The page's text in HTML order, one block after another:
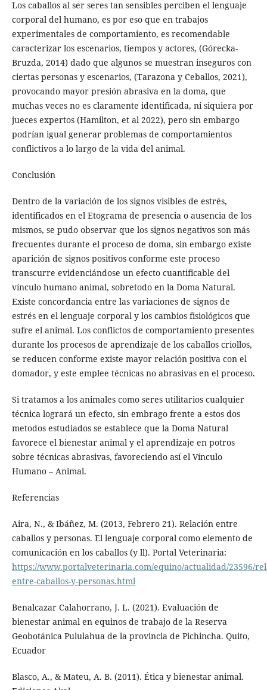
Los caballos al ser seres tan sensibles perciben el lenguaje
corporal del humano, es por eso que en trabajos
experimentales de comportamiento, es recomendable
caracterizar los escenarios, tiempos y actores, (Górecka-
Bruzda, 2014) dado que algunos se muestran inseguros con
ciertas personas y escenarios, (Tarazona y Ceballos, 2021),
provocando mayor presión abrasiva en la doma, que
muchas veces no es claramente identificada, ni siquiera por
jueces expertos (Hamilton, et al 2022), pero sin embargo
podrían igual generar problemas de comportamientos
conflictivos a lo largo de la vida del animal.
Conclusión
Dentro de la variación de los signos visibles de estrés,
identificados en el Etograma de presencia o ausencia de los
mismos, se pudo observar que los signos negativos son más
frecuentes durante el proceso de doma, sin embargo existe
aparición de signos positivos conforme este proceso
transcurre evidenciándose un efecto cuantificable del
vínculo humano animal, sobretodo en la Doma Natural.
Existe concordancia entre las variaciones de signos de
estrés en el lenguaje corporal y los cambios fisiológicos que
sufre el animal. Los conflictos de comportamiento presentes
durante los procesos de aprendizaje de los caballos criollos,
se reducen conforme existe mayor relación positiva con el
domador, y este emplee técnicas no abrasivas en el proceso.
Si tratamos a los animales como seres utilitarios cualquier
técnica logrará un efecto, sin embrago frente a estos dos
metodos estudiados se establece que la Doma Natural
favorece el bienestar animal y el aprendizaje en potros
sobre técnicas abrasivas, favoreciendo así el Vínculo
Humano – Animal.
Referencias
Aira, N., & Ibáñez, M. (2013, Febrero 21). Relación entre
caballos y personas. El lenguaje corporal como elemento de
comunicación en los caballos (y ll). Portal Veterinaria:
https://www.portalveterinaria.com/equino/actualidad/23596/
entre-caballos-y-personas.html
Benalcazar Calahorrano, J. L. (2021). Evaluación de
bienestar animal en equinos de trabajo de la Reserva
Geobotánica Pululahua de la provincia de Pichincha. Quito,
Ecuador
Blasco, A., & Mateu, A. B. (2011). Ética y bienestar animal.